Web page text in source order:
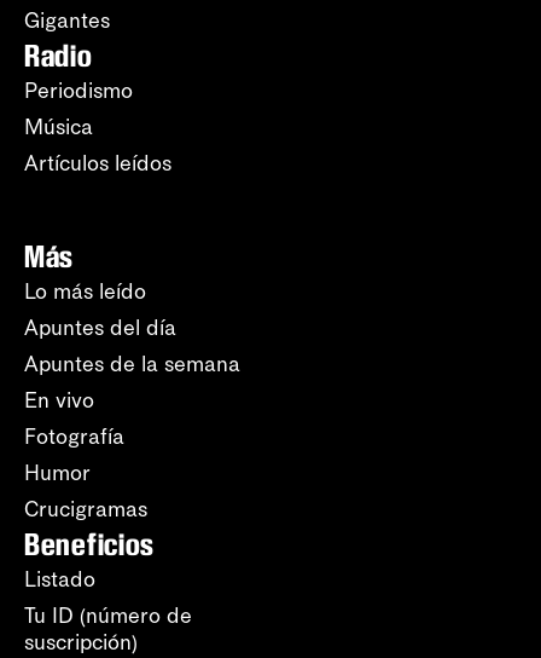
Gigantes
Radio
Periodismo
Música
Artículos leídos
Más
Lo más leído
Apuntes del día
Apuntes de la semana
En vivo
Fotografía
Humor
Crucigramas
Beneficios
Listado
Tu ID (número de
suscripción)